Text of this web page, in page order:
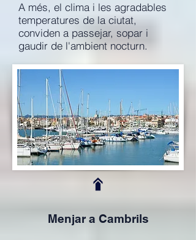
A més, el clima i les agradables
temperatures de la ciutat,
conviden a passejar, sopar i
gaudir de l'ambient nocturn.
Menjar a Cambrils